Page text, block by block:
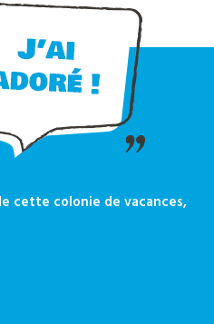
cette colonie de vacances,